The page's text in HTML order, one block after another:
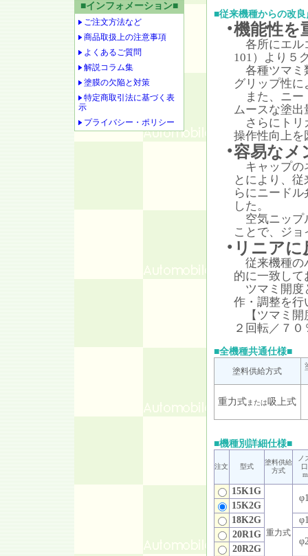
■インフォメーション■
ご注文方法など
商品取扱上の注意事項
よくあるご質問
解説コラム集
塗膜の欠陥と対策
特定商取引法に基づく表
示
プライバシー・ポリシー
■従来機種からの改良
●機能性を
各所にエル
101）より５
各種ツマミ
グリップ性
また、ニー
ムースな塗出
さらにトリ
操作性向上を
●容易なメ
キャップの
とにより、
らにニード
した。
空気ニップ
ことで、ジ
● リニア
従来機種の
的に一致して
ツマミ開度
作・調整を行
【ツマミ開
２回転／７０
■全機種共通仕様■
塗料供給方式
重力式または吸上式
■機種別詳細仕様■
注文 型式
塗料供給
方式
ノ
15K1G
重力式
15K2G
18K2G
20R1G
20R2G